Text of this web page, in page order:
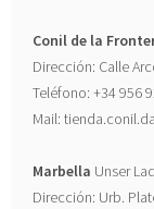
Conil de la
Dirección: Calle
Teléfono: +34 956
Mail:
Marbella Unser
Dirección: Urb.